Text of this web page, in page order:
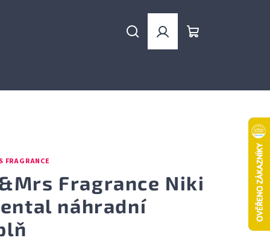
HledatPřihlášení
FRAGRANCE
Fragrance Niki
náhradní